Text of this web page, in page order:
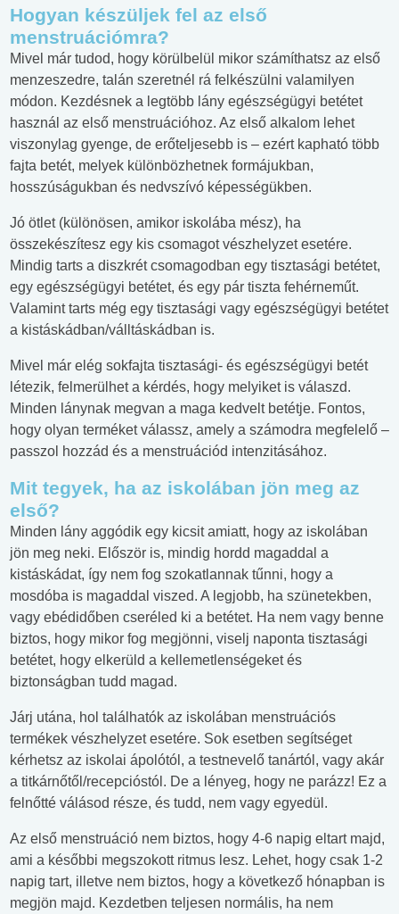
Hogyan készüljek fel az első
menstruációmra?
Mivel már tudod, hogy körülbelül mikor számíthatsz az első
menzeszedre, talán szeretnél rá felkészülni valamilyen
módon. Kezdésnek a legtöbb lány egészségügyi betétet
használ az első menstruációhoz. Az első alkalom lehet
viszonylag gyenge, de erőteljesebb is – ezért kapható több
fajta betét, melyek különbözhetnek formájukban,
hosszúságukban és nedvszívó képességükben.
Jó ötlet (különösen, amikor iskolába mész), ha
összekészítesz egy kis csomagot vészhelyzet esetére.
Mindig tarts a diszkrét csomagodban egy tisztasági betétet,
egy egészségügyi betétet, és egy pár tiszta fehérneműt.
Valamint tarts még egy tisztasági vagy egészségügyi betétet
a kistáskádban/válltáskádban is.
Mivel már elég sokfajta tisztasági- és egészségügyi betét
létezik, felmerülhet a kérdés, hogy melyiket is válaszd.
Minden lánynak megvan a maga kedvelt betétje. Fontos,
hogy olyan terméket válassz, amely a számodra megfelelő –
passzol hozzád és a menstruációd intenzitásához.
Mit tegyek, ha az iskolában jön meg az
első?
Minden lány aggódik egy kicsit amiatt, hogy az iskolában
jön meg neki. Először is, mindig hordd magaddal a
kistáskádat, így nem fog szokatlannak tűnni, hogy a
mosdóba is magaddal viszed. A legjobb, ha szünetekben,
vagy ebédidőben cseréled ki a betétet. Ha nem vagy benne
biztos, hogy mikor fog megjönni, viselj naponta tisztasági
betétet, hogy elkerüld a kellemetlenségeket és
biztonságban tudd magad.
Járj utána, hol találhatók az iskolában menstruációs
termékek vészhelyzet esetére. Sok esetben segítséget
kérhetsz az iskolai ápolótól, a testnevelő tanártól, vagy akár
a titkárnőtől/recepcióstól. De a lényeg, hogy ne parázz! Ez a
felnőtté válásod része, és tudd, nem vagy egyedül.
Az első menstruáció nem biztos, hogy 4-6 napig eltart majd,
ami a későbbi megszokott ritmus lesz. Lehet, hogy csak 1-2
napig tart, illetve nem biztos, hogy a következő hónapban is
megjön majd. Kezdetben teljesen normális, ha nem